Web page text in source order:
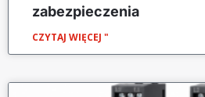
zabezpieczenia
CZYTAJ WIĘCEJ "